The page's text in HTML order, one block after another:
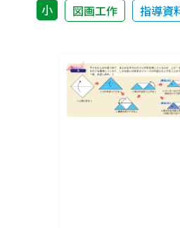
小 図画工作 指導資